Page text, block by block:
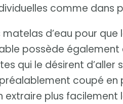
comme dans
matelas d’eau pour
possède
qui le désirent d’aller
coupé
extraire plus facilement